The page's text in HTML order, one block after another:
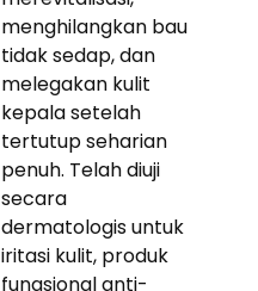
menghilangkan bau
tidak sedap, dan
melegakan kulit
kepala setelah
tertutup seharian
penuh. Telah diuji
secara
dermatologis untuk
iritasi kulit, produk
fungsional anti-